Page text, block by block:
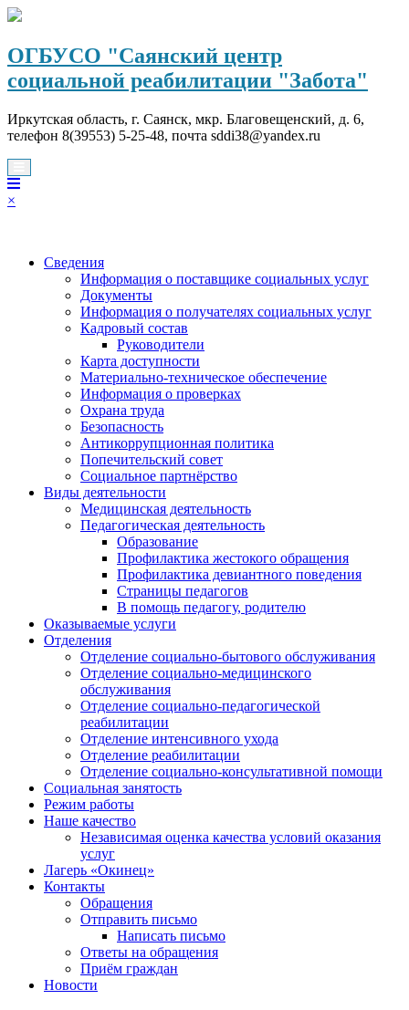
Перейти
содержимому
ОГБУСО "Саянский центр
социальной реабилитации "Забота"
Иркутская область, г. Саянск, мкр. Благовещенский, д. 6,
телефон 8(39553) 5-25-48, почта sddi38@yandex.ru
×
Сведения
Информация о поставщике социальных услуг
Документы
Информация о получателях социальных услуг
Кадровый состав
Руководители
Карта доступности
Материально-техническое обеспечение
Информация о проверках
Охрана труда
Безопасность
Антикоррупционная политика
Попечительский совет
Социальное партнёрство
Виды деятельности
Медицинская деятельность
Педагогическая деятельность
Образование
Профилактика жестокого обращения
Профилактика девиантного поведения
Страницы педагогов
В помощь педагогу, родителю
Оказываемые услуги
Отделения
Отделение социально-бытового обслуживания
Отделение социально-медицинского
обслуживания
Отделение социально-педагогической
реабилитации
Отделение интенсивного ухода
Отделение реабилитации
Отделение социально-консультативной помощи
Социальная занятость
Режим работы
Наше качество
Независимая оценка качества условий оказания
услуг
Лагерь «Окинец»
Контакты
Обращения
Отправить письмо
Написать письмо
Ответы на обращения
Приём граждан
Новости